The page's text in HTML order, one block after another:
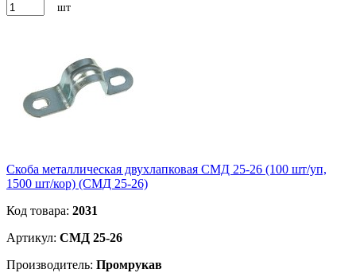
шт
Скоба металлическая двухлапковая СМД 25-26 (100 шт/уп,
1500 шт/кор) (СМД 25-26)
Код товара: 2031
Артикул: СМД 25-26
Производитель: Промрукав